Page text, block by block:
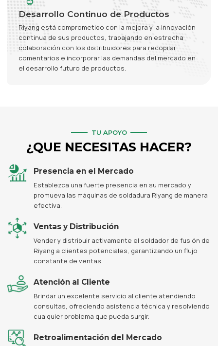
Desarrollo Continuo de Productos
Riyang está comprometido con la mejora y la innovación
continua de sus productos, trabajando en estrecha
colaboración con los distribuidores para recopilar
comentarios e incorporar las demandas del mercado en
el desarrollo futuro de productos.
TU APOYO
¿QUE NECESITAS HACER?
Presencia en el Mercado
Establezca una fuerte presencia en su mercado y
promueva las máquinas de soldadura Riyang de manera
efectiva.
Ventas y Distribución
Vender y distribuir activamente el soldador de fusión de
Riyang a clientes potenciales, garantizando un flujo
constante de ventas.
Atención al Cliente
Brindar un excelente servicio al cliente atendiendo
consultas, ofreciendo asistencia técnica y resolviendo
cualquier problema que pueda surgir.
Retroalimentación del Mercado